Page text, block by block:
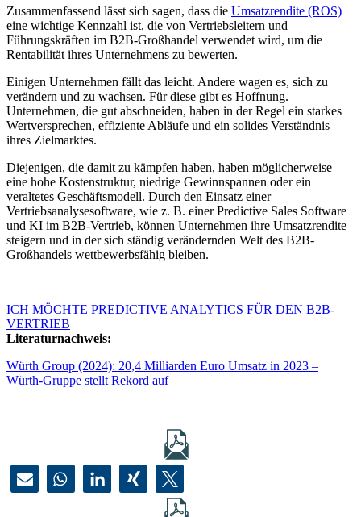
Zusammenfassend lässt sich sagen, dass die Umsatzrendite (ROS)
eine wichtige Kennzahl ist, die von Vertriebsleitern und
Führungskräften im B2B-Großhandel verwendet wird, um die
Rentabilität ihres Unternehmens zu bewerten.
Einigen Unternehmen fällt das leicht. Andere wagen es, sich zu
verändern und zu wachsen. Für diese gibt es Hoffnung.
Unternehmen, die gut abschneiden, haben in der Regel ein starkes
Wertversprechen, effiziente Abläufe und ein solides Verständnis
ihres Zielmarktes.
Diejenigen, die damit zu kämpfen haben, haben möglicherweise
eine hohe Kostenstruktur, niedrige Gewinnspannen oder ein
veraltetes Geschäftsmodell. Durch den Einsatz einer
Vertriebsanalysesoftware, wie z. B. einer Predictive Sales Software
und KI im B2B-Vertrieb, können Unternehmen ihre Umsatzrendite
steigern und in der sich ständig verändernden Welt des B2B-
Großhandels wettbewerbsfähig bleiben.
ICH MÖCHTE PREDICTIVE ANALYTICS FÜR DEN B2B-
VERTRIEB
Literaturnachweis:
Würth Group (2024): 20,4 Milliarden Euro Umsatz in 2023 –
Würth-Gruppe stellt Rekord auf